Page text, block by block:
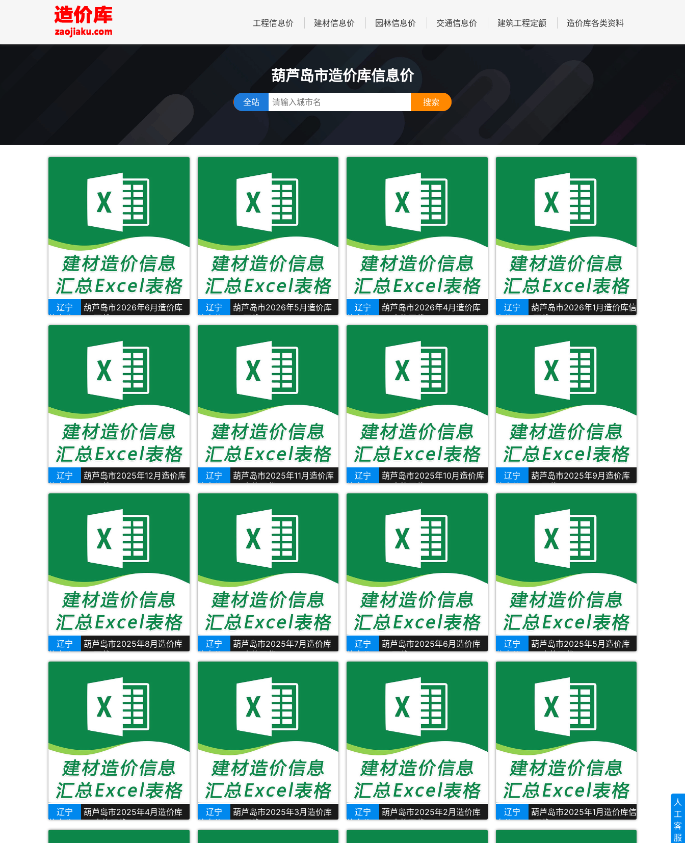
工程信息价 建材信息价 园林信息价 交通信息价 建筑工程定额 造价库各类资料
葫芦岛市造价库信息价
全站
辽宁
葫芦岛市2026年6月造价库
信息价Excel下载
辽宁
葫芦岛市2026年5月造价库
信息价Excel下载
辽宁
葫芦岛市2026年4月造价库
信息价Excel表格下载
辽宁
葫芦岛市2026年1月造价库信
息价Excel下载
辽宁
葫芦岛市2025年12月造价库
信息价Excel下载
辽宁
葫芦岛市2025年11月造价库
信息价Excel表格下载
辽宁
葫芦岛市2025年10月造价库
信息价Excel表格下载
辽宁
葫芦岛市2025年9月造价库
信息价Excel下载
辽宁
葫芦岛市2025年8月造价库
信息价Excel下载
辽宁
葫芦岛市2025年7月造价库
信息价Excel表格下载
辽宁
葫芦岛市2025年6月造价库
信息价Excel下载
辽宁
葫芦岛市2025年5月造价库
信息价Excel表格下载
辽宁
葫芦岛市2025年4月造价库
信息价Excel表格下载
辽宁
葫芦岛市2025年3月造价库
信息价Excel下载
辽宁
葫芦岛市2025年2月造价库
信息价Excel表格下载
辽宁
葫芦岛市2025年1月造价库信
息价Excel下载
人
工
客
服